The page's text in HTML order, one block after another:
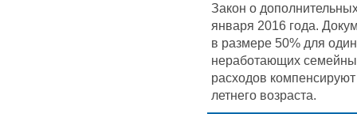
Закон о
января 2016 года.
в размере 50% для
неработающих
расходов
летнего возраста.